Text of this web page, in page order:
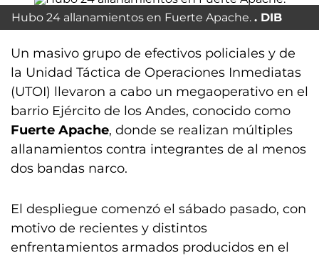
Hubo 24 allanamientos en Fuerte Apache. DIB
Un masivo grupo de efectivos policiales y de
la Unidad Táctica de Operaciones Inmediatas
(UTOI) llevaron a cabo un megaoperativo en el
barrio Ejército de los Andes, conocido como
Fuerte Apache, donde se realizan múltiples
allanamientos contra integrantes de al menos
dos bandas narco.
El despliegue comenzó el sábado pasado, con
motivo de recientes y distintos
enfrentamientos armados producidos en el